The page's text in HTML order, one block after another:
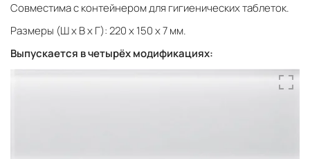
Совместима с контейнером для гигиенических таблеток.
Размеры (Ш x В x Г): 220 x 150 x 7 мм.
Выпускается в четырёх модификациях: